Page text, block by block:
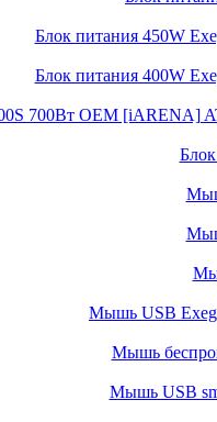
Блок питания 450W
Блок питания 400W
700Вт OEM [iARENA]
Мышь USB
Мышь
Мышь USB